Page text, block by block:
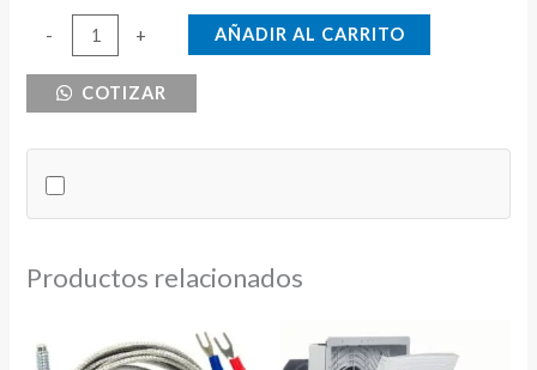
-
MULTIMETRO
DIGITAL
SIGMA
+ AÑADIR AL CARRITO
COTIZAR
Productos relacionados